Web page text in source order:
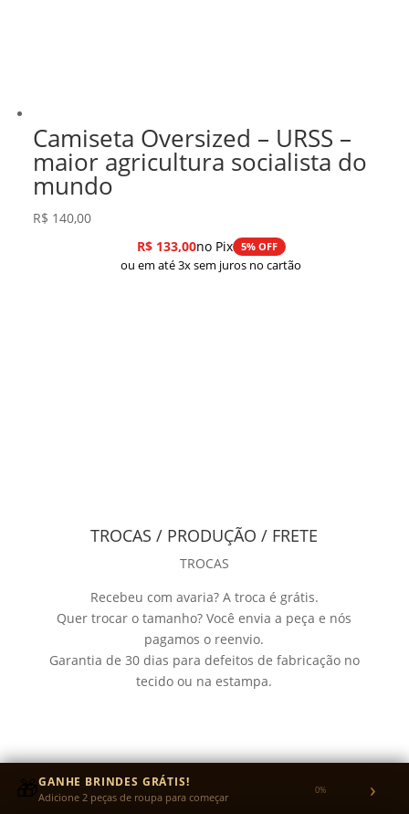
Camiseta Oversized – URSS –
maior agricultura socialista do
mundo
R$ 140,00
R$133,00no Pix 5% OFF
ou em até 3x sem juros no cartão
TROCAS / PRODUÇÃO / FRETE
TROCAS
Recebeu com avaria? A troca é grátis.
Quer trocar o tamanho? Você envia a peça e nós
pagamos o reenvio.
Garantia de 30 dias para defeitos de fabricação no
tecido ou na estampa.
🎁GANHE BRINDES GRÁTIS!
Adicione 2 peças de roupa para começar 0% ›